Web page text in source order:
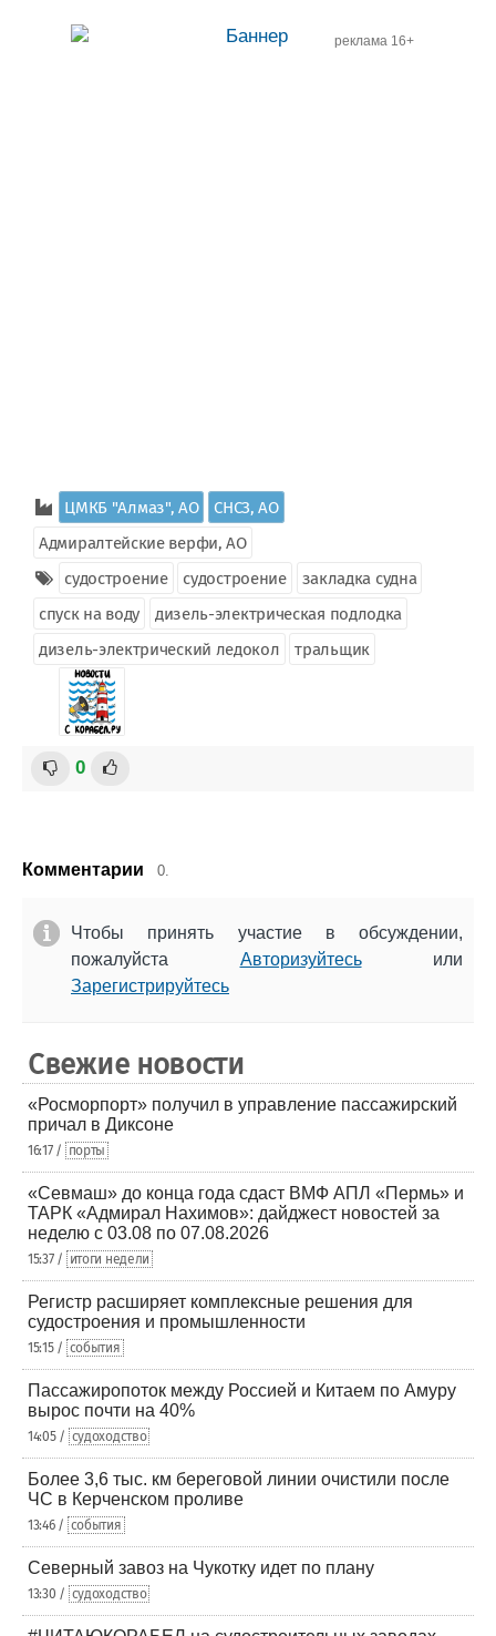
реклама 16+
ЦМКБ "Алмаз", АО
СНСЗ, АО
Адмиралтейские верфи, АО
судостроение
судостроение
закладка судна
спуск на воду
дизель-электрическая подлодка
дизель-электрический ледокол
тральщик
0
Комментарии 0.
Чтобы принять участие в обсуждении,
пожалуйста Авторизуйтесьили
Зарегистрируйтесь
Свежие новости
«Росморпорт» получил в управление пассажирский
причал в Диксоне
16:17 / порты
«Севмаш» до конца года сдаст ВМФ АПЛ «Пермь» и
ТАРК «Адмирал Нахимов»: дайджест новостей за
неделю с 03.08 по 07.08.2026
15:37 / итоги недели
Регистр расширяет комплексные решения для
судостроения и промышленности
15:15 / события
Пассажиропоток между Россией и Китаем по Амуру
вырос почти на 40%
14:05 / судоходство
Более 3,6 тыс. км береговой линии очистили после
ЧС в Керченском проливе
13:46 / события
Северный завоз на Чукотку идет по плану
13:30 / судоходство